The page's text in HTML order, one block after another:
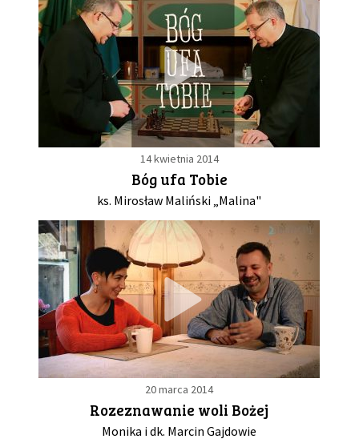
14 kwietnia 2014
Bóg ufa Tobie
ks. Mirosław Maliński „Malina"
20 marca 2014
Rozeznawanie woli Bożej
Monika i dk. Marcin Gajdowie